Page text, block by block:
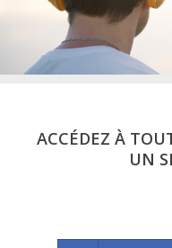
ACCÉDEZ À
UN